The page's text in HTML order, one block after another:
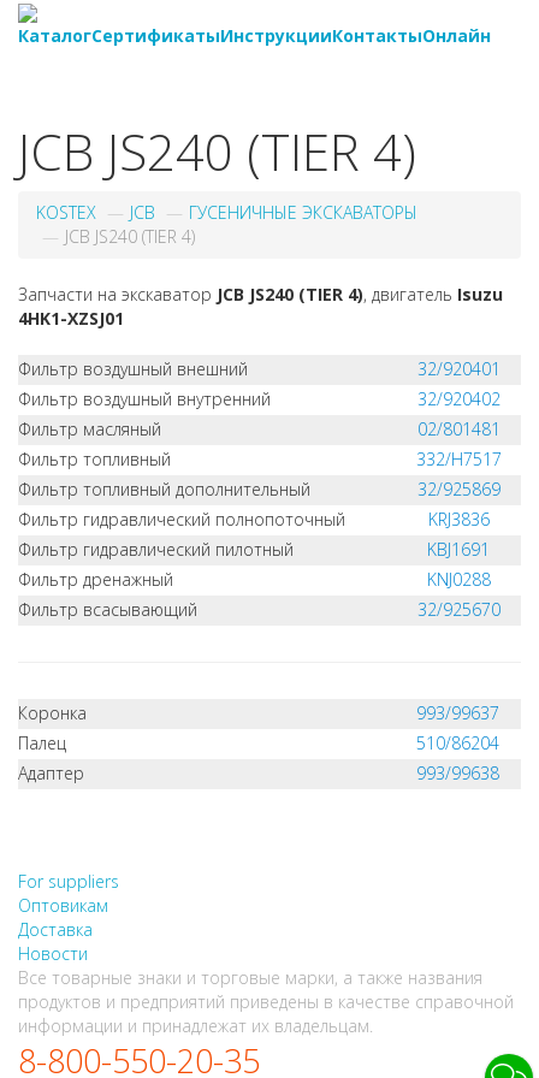
КаталогСертификатыИнструкцииКонтактыОнлайн
JCB JS240 (TIER 4)
KOSTEX JCB
ГУСЕНИЧНЫЕ ЭКСКАВАТОРЫ
JCB JS240 (TIER 4)
Запчасти на экскаватор JCB JS240 (TIER 4), двигатель Isuzu
4HK1-XZSJ01
Фильтр воздушный внешний
32/920401
Фильтр воздушный внутренний
32/920402
Фильтр масляный
02/801481
Фильтр топливный
332/H7517
Фильтр топливный дополнительный
32/925869
Фильтр гидравлический полнопоточный
KRJ3836
Фильтр гидравлический пилотный
KBJ1691
Фильтр дренажный
KNJ0288
Фильтр всасывающий
32/925670
Коронка
993/99637
Палец
510/86204
Адаптер
993/99638
For suppliers
Оптовикам
Доставка
Новости
Все товарные знаки и торговые марки, а также названия
продуктов и предприятий приведены в качестве справочной
информации и принадлежат их владельцам.
8-800-550-20-35